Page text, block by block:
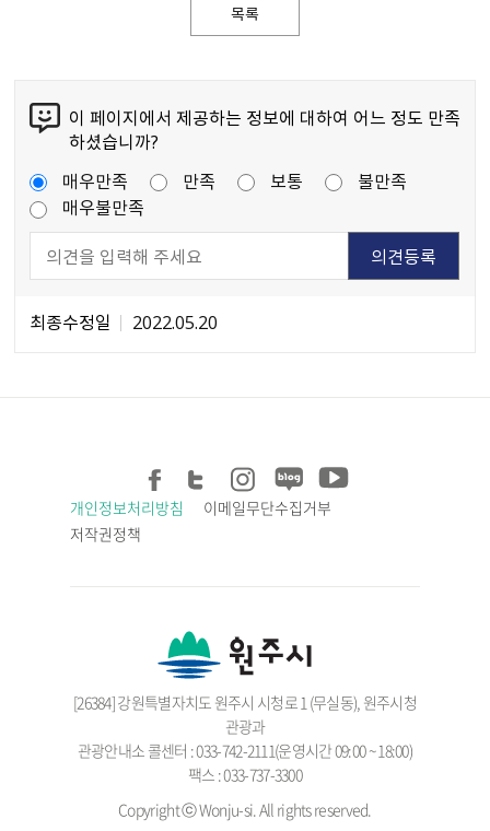
목록
이 페이지에서 제공하는 정보에 대하여 어느 정도 만족
하셨습니까?
매우만족
만족 보통
불만족
매우불만족
최종수정일 2022.05.20
개인정보처리방침
이메일무단수집거부
저작권정책
[26384] 강원특별자치도 원주시 시청로 1 (무실동), 원주시청
관광과
관광안내소 콜센터 : 033-742-2111(운영시간 09:00 ~ 18:00)
팩스 : 033-737-3300
Copyright ⓒ Wonju-si. All rights reserved.